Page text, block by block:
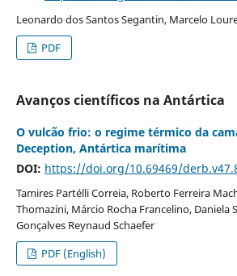
Leonardo dos Santos Segantin, Marcelo
PDF
Avanços científicos na Antártica
O vulcão frio: o regime térmico da
Deception, Antártica marítima
DOI: https://doi.org/10.69469/
Tamires Partélli Correia, Roberto Ferreira
Thomazini, Márcio Rocha Francelino, Daniela
Gonçalves Reynaud Schaefer
PDF (English)